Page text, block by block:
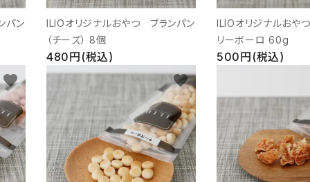
パン
ILIOオリジナルおやつ ブランパン
（チーズ） 8個
480円(税込)
ILIOオリジナルおや
リーボーロ 60g
500円(税込)
favorite favorite